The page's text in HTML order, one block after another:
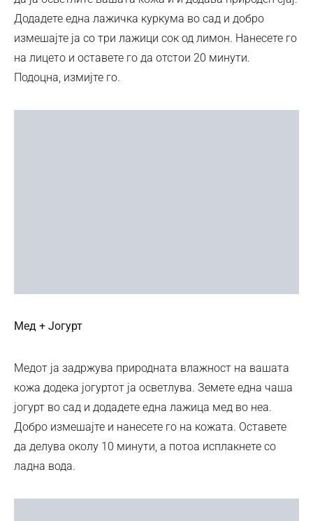
Додадете една лажичка куркума во сад и добро
измешајте ја со три лажици сок од лимон. Нанесете го
на лицето и оставете го да отстои 20 минути.
Подоцна, измијте го.
Мед + Јогурт
Медот ја задржува природната влажност на вашата
кожа додека јогуртот ја осветлува. Земете една чаша
јогурт во сад и додадете една лажица мед во неа.
Добро измешајте и нанесете го на кожата. Оставете
да делува околу 10 минути, а потоа исплакнете со
ладна вода.